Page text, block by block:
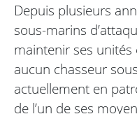
Depuis plusieurs
sous-marins
maintenir ses
aucun chasseur
actuellement en
de l’un de ses